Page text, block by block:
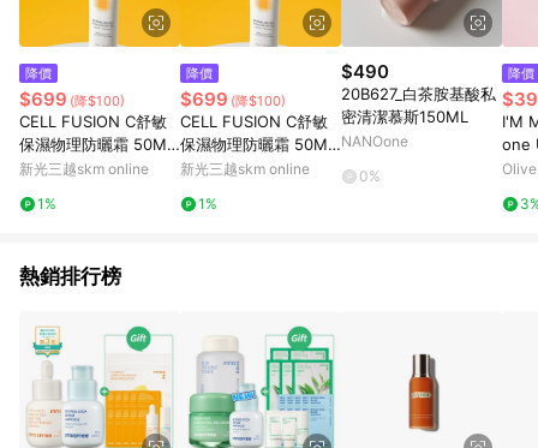
降價
$699 (降$100)
CELL FUSION C舒敏
保濕物理防曬霜 50ML
SP
新光三越skm online
1%
降價
$699 (降$100)
CELL FUSION C舒敏
保濕物理防曬霜 50ML
SP
新光三越skm online
1%
$490
20B627_白茶胺基酸私
密清潔慕斯150ML
NANOone
0%
降價
I'M
one
熱銷排行榜